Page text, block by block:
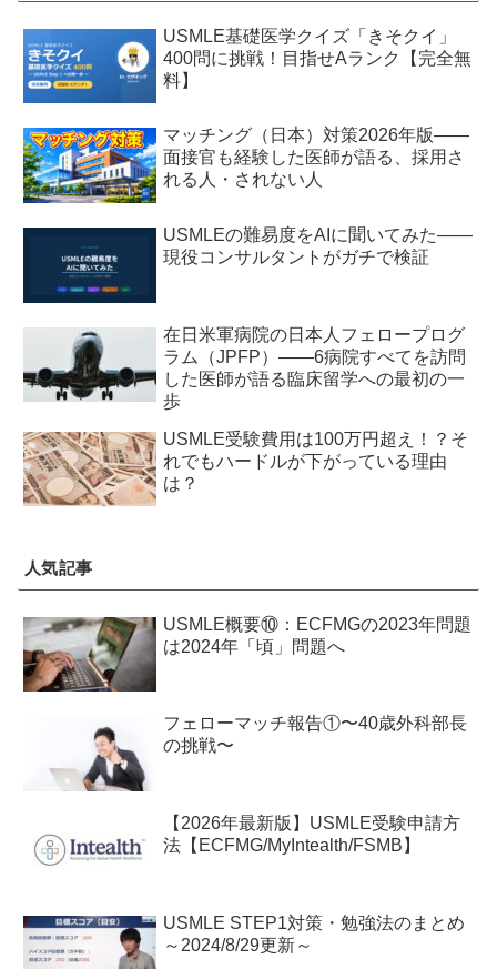
USMLE基礎医学クイズ「きそクイ」
400問に挑戦！目指せAランク【完全無
料】
マッチング（日本）対策2026年版——
面接官も経験した医師が語る、採用さ
れる人・されない人
USMLEの難易度をAIに聞いてみた——
現役コンサルタントがガチで検証
在日米軍病院の日本人フェロープログ
ラム（JPFP）——6病院すべてを訪問
した医師が語る臨床留学への最初の一
歩
USMLE受験費用は100万円超え！？そ
れでもハードルが下がっている理由
は？
人気記事
USMLE概要⑩：ECFMGの2023年問題
は2024年「頃」問題へ
フェローマッチ報告①〜40歳外科部長
の挑戦〜
【2026年最新版】USMLE受験申請方
法【ECFMG/MyIntealth/FSMB】
USMLE STEP1対策・勉強法のまとめ
～2024/8/29更新～